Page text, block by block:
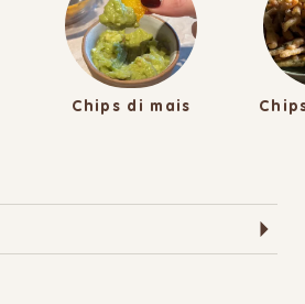
Chips di mais